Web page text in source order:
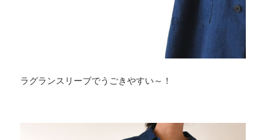
ラグランスリーブでうごきやすい～！